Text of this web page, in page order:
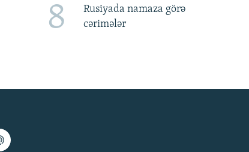
8
Rusiyada namaza görə
cərimələr